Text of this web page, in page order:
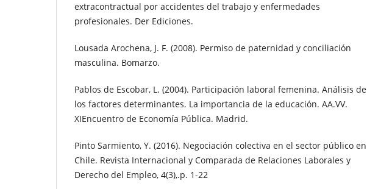
extracontractual por accidentes del trabajo y enfermedades
profesionales. Der Ediciones.
Lousada Arochena, J. F. (2008). Permiso de paternidad y conciliación
masculina. Bomarzo.
Pablos de Escobar, L. (2004). Participación laboral femenina. Análisis de
los factores determinantes. La importancia de la educación. AA.VV.
XIEncuentro de Economía Pública. Madrid.
Pinto Sarmiento, Y. (2016). Negociación colectiva en el sector público en
Chile. Revista Internacional y Comparada de Relaciones Laborales y
Derecho del Empleo, 4(3),.p. 1-22